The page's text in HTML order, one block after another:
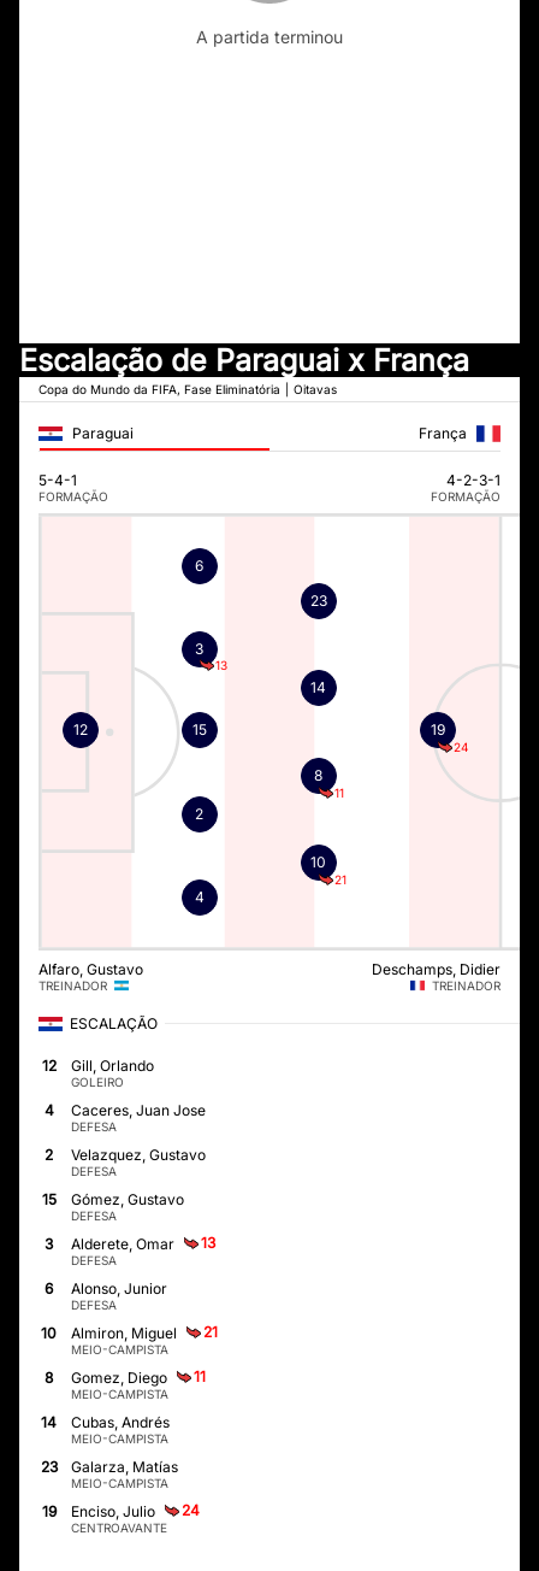
A partida terminou
Escalação de Paraguai x França
Copa do Mundo da FIFA, Fase Eliminatória Oitavas
Paraguai França
5-4-1
FORMAÇÃO
4-2-3-1
FORMAÇÃO
12
4
2
15
3
13
6
10
21
8
11
14
23
19
24
Alfaro, Gustavo
TREINADOR
Deschamps, Didier
TREINADOR
ESCALAÇÃO
12 Gill, Orlando
GOLEIRO
4 Caceres, Juan Jose
DEFESA
2 Velazquez, Gustavo
DEFESA
15 Gómez, Gustavo
DEFESA
3 Alderete, Omar 13
DEFESA
6 Alonso, Junior
DEFESA
10 Almiron, Miguel 21
MEIO-CAMPISTA
8 Gomez, Diego 11
MEIO-CAMPISTA
14 Cubas, Andrés
MEIO-CAMPISTA
23 Galarza, Matías
MEIO-CAMPISTA
19 Enciso, Julio 24
CENTROAVANTE